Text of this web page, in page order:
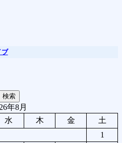
ブ
検索
年8月
水 木 金
土
1